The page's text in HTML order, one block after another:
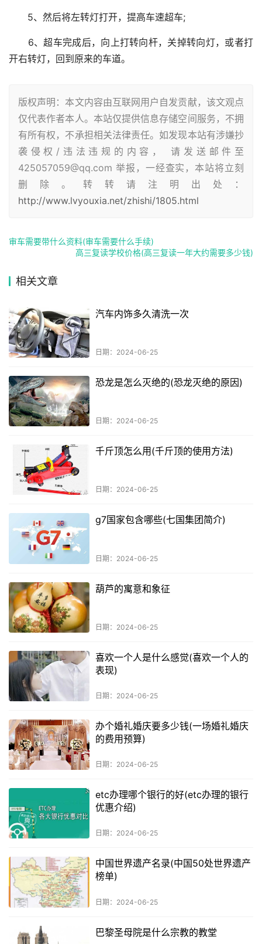
5、然后将左转灯打开，提高车速超车;
6、超车完成后，向上打转向杆，关掉转向灯，或者打
开右转灯，回到原来的车道。
版权声明：本文内容由互联网用户自发贡献，该文观点
仅代表作者本人。本站仅提供信息存储空间服务，不拥
有所有权，不承担相关法律责任。如发现本站有涉嫌抄
袭侵权/违法违规的内容， 请发送邮件至
425057059@qq.com 举报，一经查实，本站将立刻
删除。转转请注明出处：
http://www.lvyouxia.net/zhishi/1805.html
审车需要带什么资料(审车需要什么手续)
高三复读学校价格(高三复读一年大约需要多少钱)
相关文章
汽车内饰多久清洗一次
日期：2024-06-25
恐龙是怎么灭绝的(恐龙灭绝的原因)
日期：2024-06-25
千斤顶怎么用(千斤顶的使用方法)
日期：2024-06-25
g7国家包含哪些(七国集团简介)
日期：2024-06-25
葫芦的寓意和象征
日期：2024-06-25
喜欢一个人是什么感觉(喜欢一个人的
表现)
日期：2024-06-25
办个婚礼婚庆要多少钱(一场婚礼婚庆
的费用预算)
日期：2024-06-25
etc办理哪个银行的好(etc办理的银行
优惠介绍)
日期：2024-06-25
中国世界遗产名录(中国50处世界遗产
榜单)
日期：2024-06-25
巴黎圣母院是什么宗教的教堂